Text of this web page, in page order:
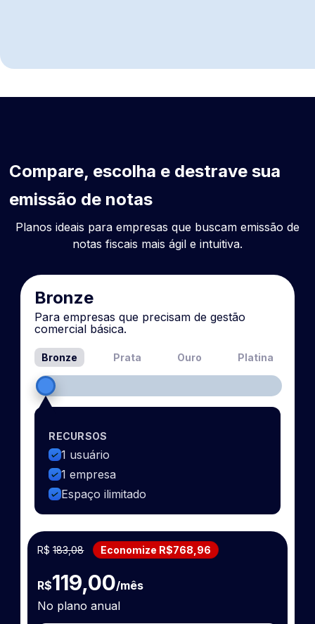
Compare, escolha e destrave sua
emissão de notas
Planos ideais para empresas que buscam emissão de
notas fiscais mais ágil e intuitiva.
Bronze
Para empresas que precisam de gestão
comercial básica.
Bronze Prata Ouro Platina
RECURSOS
1 usuário
1 empresa
Espaço ilimitado
R$183,08 Economize R$768,96
R$119,00/mês
No plano anual